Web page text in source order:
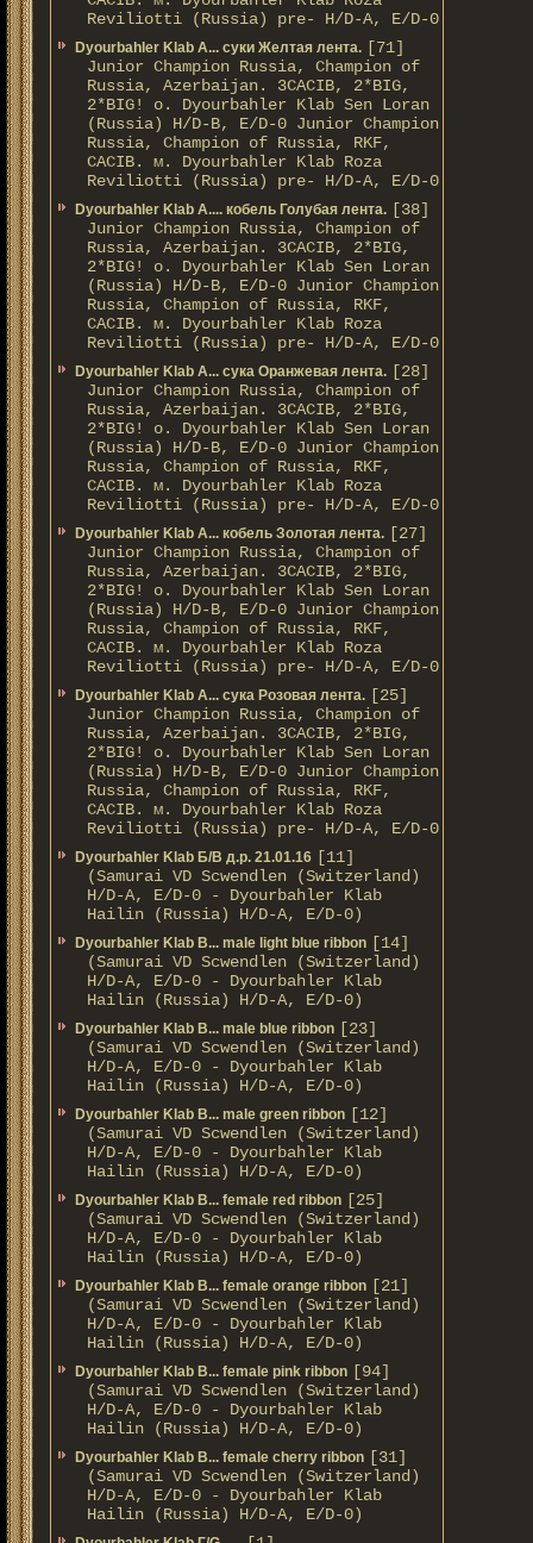
Reviliotti (Russia) pre- H/D-A, E/D-0
Dyourbahler Klab A... суки Желтая лента. [71]
Junior Champion Russia, Champion of
Russia, Azerbaijan. 3CACIB, 2*BIG,
2*BIG! о. Dyourbahler Klab Sen Loran
(Russia) H/D-B, E/D-0 Junior Champion
Russia, Champion of Russia, RKF,
CACIB. м. Dyourbahler Klab Roza
Reviliotti (Russia) pre- H/D-A, E/D-0
Dyourbahler Klab A.... кобель Голубая лента. [38]
Junior Champion Russia, Champion of
Russia, Azerbaijan. 3CACIB, 2*BIG,
2*BIG! о. Dyourbahler Klab Sen Loran
(Russia) H/D-B, E/D-0 Junior Champion
Russia, Champion of Russia, RKF,
CACIB. м. Dyourbahler Klab Roza
Reviliotti (Russia) pre- H/D-A, E/D-0
Dyourbahler Klab A... сука Оранжевая лента. [28]
Junior Champion Russia, Champion of
Russia, Azerbaijan. 3CACIB, 2*BIG,
2*BIG! о. Dyourbahler Klab Sen Loran
(Russia) H/D-B, E/D-0 Junior Champion
Russia, Champion of Russia, RKF,
CACIB. м. Dyourbahler Klab Roza
Reviliotti (Russia) pre- H/D-A, E/D-0
Dyourbahler Klab A... кобель Золотая лента. [27]
Junior Champion Russia, Champion of
Russia, Azerbaijan. 3CACIB, 2*BIG,
2*BIG! о. Dyourbahler Klab Sen Loran
(Russia) H/D-B, E/D-0 Junior Champion
Russia, Champion of Russia, RKF,
CACIB. м. Dyourbahler Klab Roza
Reviliotti (Russia) pre- H/D-A, E/D-0
Dyourbahler Klab A... сука Розовая лента. [25]
Junior Champion Russia, Champion of
Russia, Azerbaijan. 3CACIB, 2*BIG,
2*BIG! о. Dyourbahler Klab Sen Loran
(Russia) H/D-B, E/D-0 Junior Champion
Russia, Champion of Russia, RKF,
CACIB. м. Dyourbahler Klab Roza
Reviliotti (Russia) pre- H/D-A, E/D-0
Dyourbahler Klab Б/B д.р. 21.01.16 [11]
(Samurai VD Scwendlen (Switzerland)
H/D-A, E/D-0 - Dyourbahler Klab
Hailin (Russia) H/D-A, E/D-0)
Dyourbahler Klab B... male light blue ribbon [14]
(Samurai VD Scwendlen (Switzerland)
H/D-A, E/D-0 - Dyourbahler Klab
Hailin (Russia) H/D-A, E/D-0)
Dyourbahler Klab B... male blue ribbon [23]
(Samurai VD Scwendlen (Switzerland)
H/D-A, E/D-0 - Dyourbahler Klab
Hailin (Russia) H/D-A, E/D-0)
Dyourbahler Klab B... male green ribbon [12]
(Samurai VD Scwendlen (Switzerland)
H/D-A, E/D-0 - Dyourbahler Klab
Hailin (Russia) H/D-A, E/D-0)
Dyourbahler Klab B... female red ribbon [25]
(Samurai VD Scwendlen (Switzerland)
H/D-A, E/D-0 - Dyourbahler Klab
Hailin (Russia) H/D-A, E/D-0)
Dyourbahler Klab B... female orange ribbon [21]
(Samurai VD Scwendlen (Switzerland)
H/D-A, E/D-0 - Dyourbahler Klab
Hailin (Russia) H/D-A, E/D-0)
Dyourbahler Klab B... female pink ribbon [94]
(Samurai VD Scwendlen (Switzerland)
H/D-A, E/D-0 - Dyourbahler Klab
Hailin (Russia) H/D-A, E/D-0)
Dyourbahler Klab B... female cherry ribbon [31]
(Samurai VD Scwendlen (Switzerland)
H/D-A, E/D-0 - Dyourbahler Klab
Hailin (Russia) H/D-A, E/D-0)